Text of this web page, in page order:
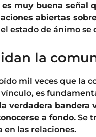
es muy buena señal
abiertas
estado de ánimo se
la
mil veces que la
es
la verdadera bandera
a fondo. Se
en las relaciones.